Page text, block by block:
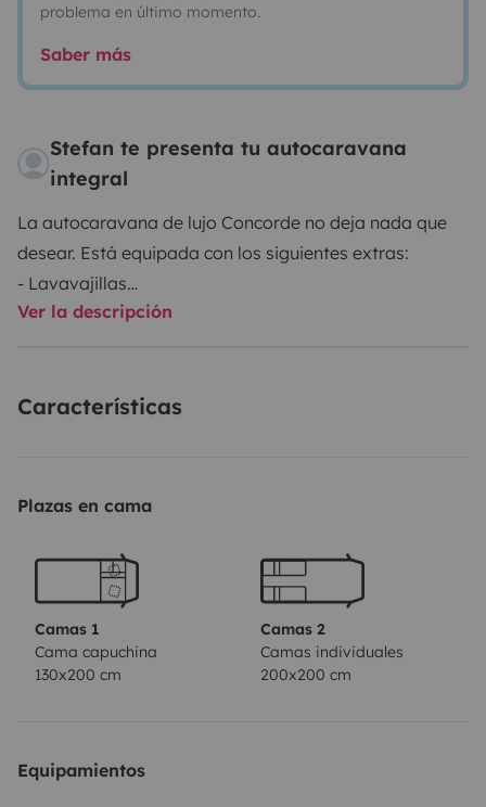
problema en último momento.
Saber más
Stefan te presenta tu autocaravana
integral
La autocaravana de lujo Concorde no deja nada que
desear. Está equipada con los siguientes extras:
- Lavavajillas
- Aspiradora central
- Depósito de aguas residuales de 200 litros
- TV en el salón
- Enganche de remolque de 2500 kg
- 2 paneles solares de 120 vatios
Ver la descripción
Características
Plazas en cama
Camas 1
Cama capuchina
130x200 cm
Camas 2
Camas individuales
200x200 cm
Equipamientos